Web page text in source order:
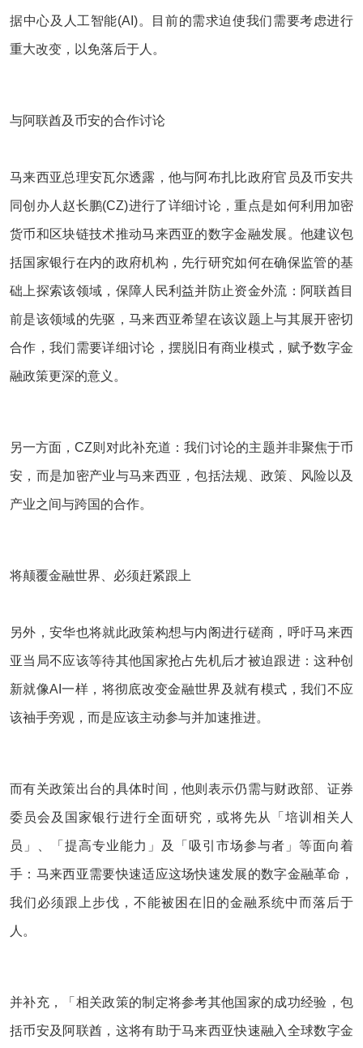
据中心及人工智能(AI)。目前的需求迫使我们需要考虑进行
重大改变，以免落后于人。
与阿联酋及币安的合作讨论
马来西亚总理安瓦尔透露，他与阿布扎比政府官员及币安共
同创办人赵长鹏(CZ)进行了详细讨论，重点是如何利用加密
货币和区块链技术推动马来西亚的数字金融发展。他建议包
括国家银行在内的政府机构，先行研究如何在确保监管的基
础上探索该领域，保障人民利益并防止资金外流：阿联酋目
前是该领域的先驱，马来西亚希望在该议题上与其展开密切
合作，我们需要详细讨论，摆脱旧有商业模式，赋予数字金
融政策更深的意义。
另一方面，CZ则对此补充道：我们讨论的主题并非聚焦于币
安，而是加密产业与马来西亚，包括法规、政策、风险以及
产业之间与跨国的合作。
将颠覆金融世界、必须赶紧跟上
另外，安华也将就此政策构想与内阁进行磋商，呼吁马来西
亚当局不应该等待其他国家抢占先机后才被迫跟进：这种创
新就像AI一样，将彻底改变金融世界及就有模式，我们不应
该袖手旁观，而是应该主动参与并加速推进。
而有关政策出台的具体时间，他则表示仍需与财政部、证券
委员会及国家银行进行全面研究，或将先从「培训相关人
员」、「提高专业能力」及「吸引市场参与者」等面向着
手：马来西亚需要快速适应这场快速发展的数字金融革命，
我们必须跟上步伐，不能被困在旧的金融系统中而落后于
人。
并补充，「相关政策的制定将参考其他国家的成功经验，包
括币安及阿联酋，这将有助于马来西亚快速融入全球数字金